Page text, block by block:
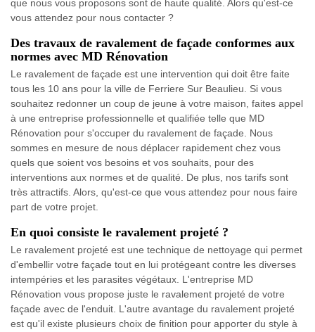
que nous vous proposons sont de haute qualité. Alors qu'est-ce
vous attendez pour nous contacter ?
Des travaux de ravalement de façade conformes aux
normes avec MD Rénovation
Le ravalement de façade est une intervention qui doit être faite
tous les 10 ans pour la ville de Ferriere Sur Beaulieu. Si vous
souhaitez redonner un coup de jeune à votre maison, faites appel
à une entreprise professionnelle et qualifiée telle que MD
Rénovation pour s'occuper du ravalement de façade. Nous
sommes en mesure de nous déplacer rapidement chez vous
quels que soient vos besoins et vos souhaits, pour des
interventions aux normes et de qualité. De plus, nos tarifs sont
très attractifs. Alors, qu'est-ce que vous attendez pour nous faire
part de votre projet.
En quoi consiste le ravalement projeté ?
Le ravalement projeté est une technique de nettoyage qui permet
d'embellir votre façade tout en lui protégeant contre les diverses
intempéries et les parasites végétaux. L'entreprise MD
Rénovation vous propose juste le ravalement projeté de votre
façade avec de l'enduit. L'autre avantage du ravalement projeté
est qu'il existe plusieurs choix de finition pour apporter du style à